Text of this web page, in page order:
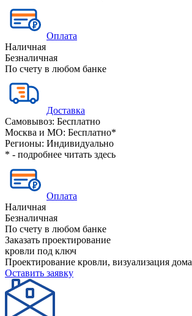
Оплата
Наличная
Безналичная
По счету в любом банке
Доставка
Самовывоз: Бесплатно
Москва и МО: Бесплатно*
Регионы: Индивидуально
* - подробнее читать здесь
Оплата
Наличная
Безналичная
По счету в любом банке
Заказать проектирование
кровли под ключ
Проектирование кровли, визуализация дома
Оставить заявку